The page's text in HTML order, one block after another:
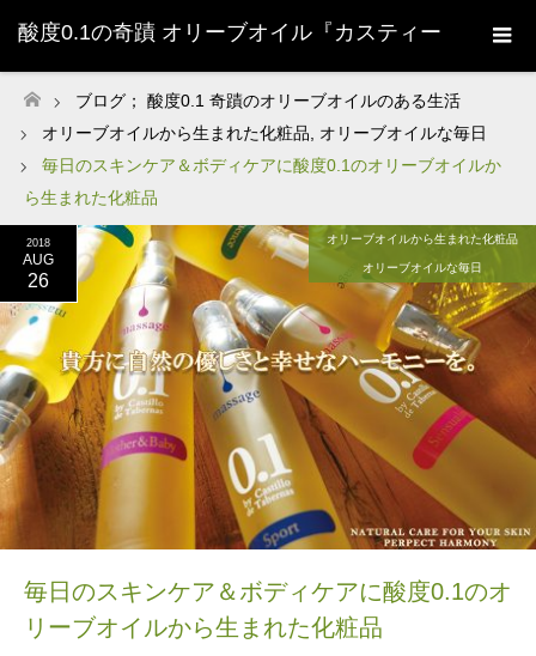
酸度0.1の奇蹟 オリーブオイル『カスティー
ジョ・デ・タベルナス0.1』株式会社清州
Sherry-
ホーム
ブログ； 酸度0.1 奇蹟のオリーブオイルのある生活
オリーブオイルから生まれた化粧品
オリーブオイルな毎日
毎日のスキンケア＆ボディケアに酸度0.1のオリーブオイルか
ら生まれた化粧品
2018
AUG
26
オリーブオイルから生まれた化粧品
オリーブオイルな毎日
毎日のスキンケア＆ボディケアに酸度0.1のオ
リーブオイルから生まれた化粧品